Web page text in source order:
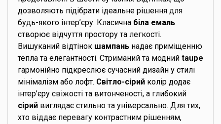
дозволяють підібрати ідеальне рішення для
будь-якого інтер’єру. Класична біла емаль
створює відчуття простору та легкості.
Вишуканий відтінок шампань надає приміщенню
тепла та елегантності. Стриманий та модний taupe
гармонійно підкреслює сучасний дизайн у стилі
мінімалізм або лофт. Світло-сірий колір додає
інтер’єру свіжості та витонченості, а глибокий
сірий виглядає стильно та універсально. Для тих,
хто віддає перевагу контрастним рішенням,